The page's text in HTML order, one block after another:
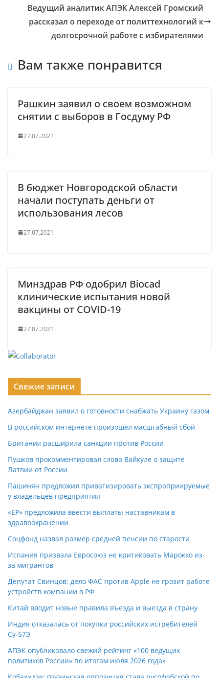
Ведущий аналитик АПЭК Алексей Громский
рассказал о переходе от политтехнологий к
долгосрочной работе с избирателями
Вам также понравится
Рашкин заявил о своем возможном
снятии с выборов в Госдуму РФ
27.07.2021
В бюджет Новгородской области
начали поступать деньги от
использования лесов
27.07.2021
Минздрав РФ одобрил Biocad
клинические испытания новой
вакцины от COVID-19
27.07.2021
Свежие записи
Азербайджан заявил о готовности снабжать Украину газом
В российском интернете произошёл масштабный сбой
Британия расширила санкции против России
Пушков прокомментировал слова Вайкуле о защите
Латвии от России
Пашинян предложил приватизировать экспроприируемые
у владельцев предприятия
«ЕР» предложила ввести выплаты наставникам в
здравоохранении
Соцфонд назвал размер средней пенсии по старости
Испания призвала Евросоюз не критиковать Марокко из-
за мигрантов
Депутат Свинцов: дело ФАС против Apple не грозит работе
устройств компании в РФ
Китай вводит новые правила въезда и выезда в страну
Индия отказалась от покупки российских истребителей
Су-57Э
АПЭК опубликовало свежий рейтинг «100 ведущих
политиков России» по итогам июля 2026 года»